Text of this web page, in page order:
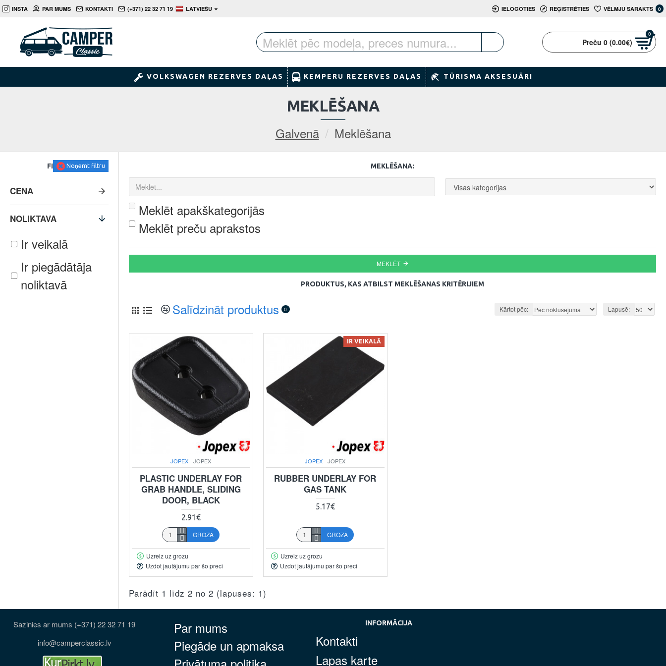
INSTA PAR MUMS KONTAKTI (+371) 22 32 71 19 LATVIEŠU IELOGOTIES REĢISTRĒTIES VĒLMJU SARAKTS 0
Preču 0 (0.00€)
0
VOLKSWAGEN REZERVES DAĻAS KEMPERU REZERVES DAĻAS TŪRISMA AKSESUĀRI
Galvenā Meklēšana
MEKLĒŠANA
FILTRSNoņemt filtru
CENA
NOLIKTAVA
Ir veikalā
Ir piegādātāja
noliktavā
MEKLĒŠANA:
Meklēt apakškategorijās
Meklēt preču aprakstos
MEKLĒT
PRODUKTUS, KAS ATBILST MEKLĒŠANAS KRITĒRIJIEM
Salīdzināt produktus 0 Kārtot pēc: Lapusē:
JOPEX JOPEX
PLASTIC UNDERLAY FOR
GRAB HANDLE, SLIDING
DOOR, BLACK
2.91€
GROZĀ
Uzreiz uz grozu
Uzdot jautājumu par šo preci
IR VEIKALĀ
JOPEX JOPEX
RUBBER UNDERLAY FOR
GAS TANK
5.17€
GROZĀ
Uzreiz uz grozu
Uzdot jautājumu par šo preci
Parādīt 1 līdz 2 no 2 (lapuses: 1)
Sazinies ar mums (+371) 22 32 71 19
info@camperclassic.lv
Par mums
Piegāde un apmaksa
INFORMĀCIJA
Kontakti
Lapas karte